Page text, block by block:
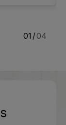
1 / 4